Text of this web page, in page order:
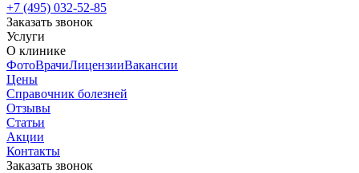
+7 (495) 032-52-85
Заказать звонок
Услуги
О клинике
ФотоВрачиЛицензииВакансии
Цены
Справочник болезней
Отзывы
Статьи
Акции
Контакты
Заказать звонок